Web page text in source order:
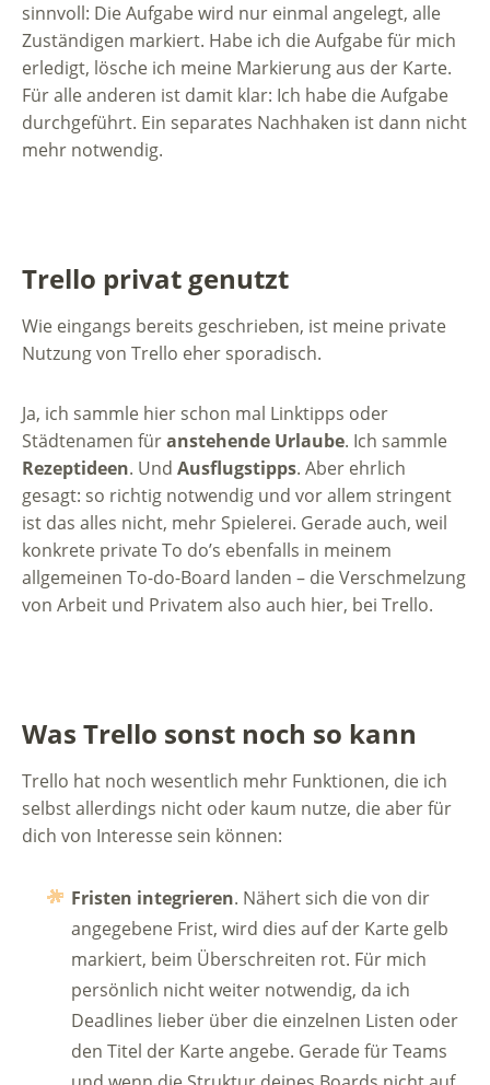
sinnvoll: Die Aufgabe wird nur einmal angelegt, alle
Zuständigen markiert. Habe ich die Aufgabe für mich
erledigt, lösche ich meine Markierung aus der Karte.
Für alle anderen ist damit klar: Ich habe die Aufgabe
durchgeführt. Ein separates Nachhaken ist dann nicht
mehr notwendig.
Trello privat genutzt
Wie eingangs bereits geschrieben, ist meine private
Nutzung von Trello eher sporadisch.
Ja, ich sammle hier schon mal Linktipps oder
Städtenamen füranstehende Urlaube. Ich sammle
Rezeptideen. Und Ausflugstipps. Aber ehrlich
gesagt: so richtig notwendig und vor allem stringent
ist das alles nicht, mehr Spielerei. Gerade auch, weil
konkrete private To do’s ebenfalls in meinem
allgemeinen To-do-Board landen – die Verschmelzung
von Arbeit und Privatem also auch hier, bei Trello.
Was Trello sonst noch so kann
Trello hat noch wesentlich mehr Funktionen, die ich
selbst allerdings nicht oder kaum nutze, die aber für
dich von Interesse sein können:
Fristen integrieren. Nähert sich die von dir
angegebene Frist, wird dies auf der Karte gelb
markiert, beim Überschreiten rot. Für mich
persönlich nicht weiter notwendig, da ich
Deadlines lieber über die einzelnen Listen oder
den Titel der Karte angebe. Gerade für Teams